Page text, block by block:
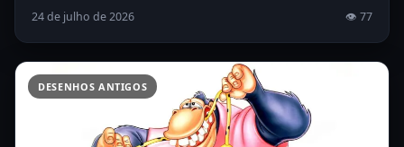
24 de julho de 2026 👁 77
DESENHOS ANTIGOS